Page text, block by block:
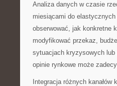
Analiza danych w czasie
miesiącami do
obserwować, jak konkretne
modyfikować przekaz,
sytuacjach kryzysowych lub
opinie rynkowe może
Integracja różnych